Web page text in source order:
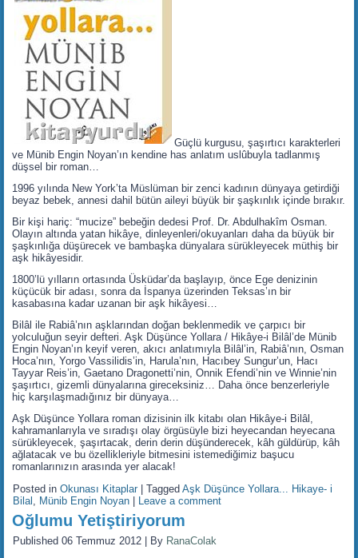
Güçlü kurgusu, şaşırtıcı karakterleri
ve Münib Engin Noyan’ın kendine has anlatım uslûbuyla tadlanmış
düşsel bir roman…
1996 yılında New York’ta Müslüman bir zenci kadının dünyaya getirdiği
beyaz bebek, annesi dahil bütün aileyi büyük bir şaşkınlık içinde bırakır.
Bir kişi hariç: “mucize” bebeğin dedesi Prof. Dr. Abdulhakîm Osman.
Olayın altında yatan hikâye, dinleyenleri/okuyanları daha da büyük bir
şaşkınlığa düşürecek ve bambaşka dünyalara sürükleyecek müthiş bir
aşk hikâyesidir.
1800’lü yılların ortasında Üsküdar’da başlayıp, önce Ege denizinin
küçücük bir adası, sonra da İspanya üzerinden Teksas’ın bir
kasabasına kadar uzanan bir aşk hikâyesi…
Bilâl ile Rabiâ’nın aşklarından doğan beklenmedik ve çarpıcı bir
yolculuğun seyir defteri. Aşk Düşünce Yollara / Hikâye-i Bilâl’de Münib
Engin Noyan’ın keyif veren, akıcı anlatımıyla Bilâl’in, Rabiâ’nın, Osman
Hoca’nın, Yorgo Vassilidis’in, Harula’nın, Hacıbey Sungur’un, Hacı
Tayyar Reis’in, Gaetano Dragonetti’nin, Onnik Efendi’nin ve Winnie’nin
şaşırtıcı, gizemli dünyalarına gireceksiniz… Daha önce benzerleriyle
hiç karşılaşmadığınız bir dünyaya…
Aşk Düşünce Yollara roman dizisinin ilk kitabı olan Hikâye-i Bilâl,
kahramanlarıyla ve sıradışı olay örgüsüyle bizi heyecandan heyecana
sürükleyecek, şaşırtacak, derin derin düşünderecek, kâh güldürüp, kâh
ağlatacak ve bu özellikleriyle bitmesini istemediğimiz başucu
romanlarınızın arasında yer alacak!
Posted in Okunası Kitaplar |Tagged Aşk Düşünce Yollara... Hikaye- i
Bilal , Münib Engin Noyan Leave a comment
Oğlumu Yetiştiriyorum
Published 06 Temmuz 2012 By RanaColak